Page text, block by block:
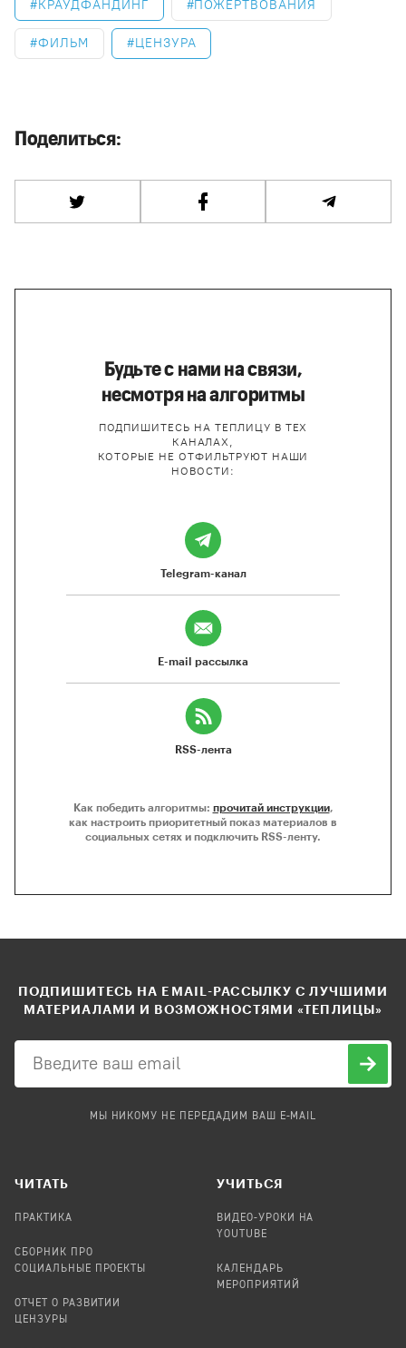
КРАУДФАНДИНГ ПОЖЕРТВОВАНИЯ
ФИЛЬМ ЦЕНЗУРА
Поделиться:
Будьте с нами на связи,
несмотря на алгоритмы
ПОДПИШИТЕСЬ НА ТЕПЛИЦУ В ТЕХ
КАНАЛАХ,
КОТОРЫЕ НЕ ОТФИЛЬТРУЮТ НАШИ
НОВОСТИ:
Telegram-канал
E-mail рассылка
RSS-лента
Как победить алгоритмы: прочитай инструкции,
как настроить приоритетный показ материалов в
социальных сетях и подключить RSS-ленту.
ПОДПИШИТЕСЬ НА EMAIL-РАССЫЛКУ С ЛУЧШИМИ
МАТЕРИАЛАМИ И ВОЗМОЖНОСТЯМИ «ТЕПЛИЦЫ»
МЫ НИКОМУ НЕ ПЕРЕДАДИМ ВАШ E-MAIL
ЧИТАТЬ
ПРАКТИКА
СБОРНИК ПРО
СОЦИАЛЬНЫЕ ПРОЕКТЫ
ОТЧЕТ О РАЗВИТИИ
ЦЕНЗУРЫ
УЧИТЬСЯ
ВИДЕО-УРОКИ НА
YOUTUBE
КАЛЕНДАРЬ
МЕРОПРИЯТИЙ